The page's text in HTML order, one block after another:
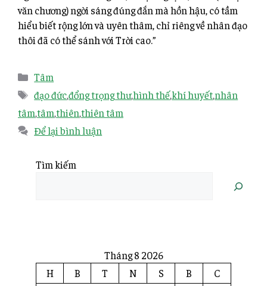
văn chương) ngời sáng đúng đắn mà hồn hậu, có tầm
hiểu biết rộng lớn và uyên thâm, chỉ riêng về nhân đạo
thôi đã có thể sánh với Trời cao.”
Tâm
đạo đức,đổng trọng thư,hình thế,khí huyết,nhân
tâm,tâm,thiên,thiên tâm
Để lại bình luận
Tìm kiếm
Tháng 8 2026
H
B T N S B
C